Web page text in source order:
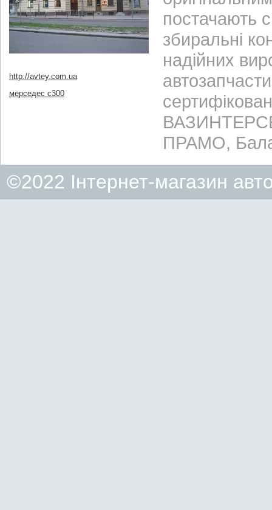
http://avtey.com.ua
мерседес с300
постачають
збиральні
надійних
ПРАМО,
©2022 Інтернет-магазин